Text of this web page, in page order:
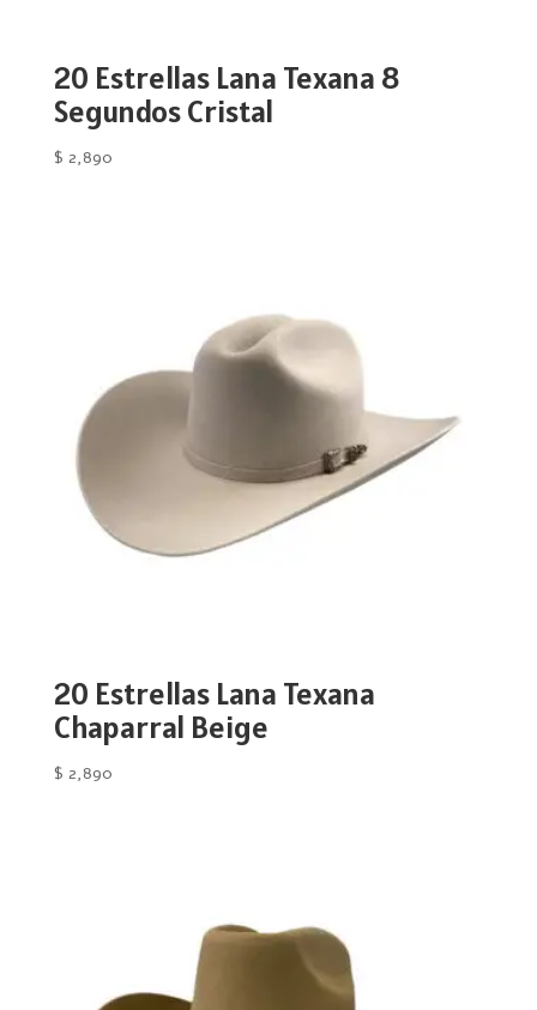
20 Estrellas Lana Texana 8
Segundos Cristal
$ 2,890
20 Estrellas Lana Texana
Chaparral Beige
$ 2,890